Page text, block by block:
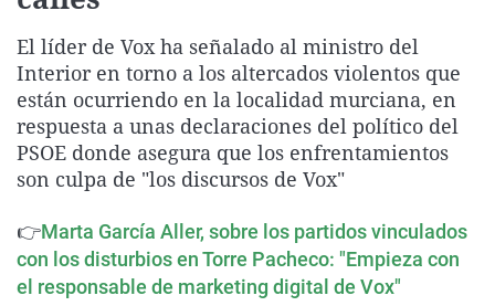
Gente viajera
Como el perro y el
Retornados
Equipo de
Operación Viuda
Galicia
La Rioja
Navarra
País Vasco
Televisión
Elecciones
El líder de Vox ha señalado al ministro del
Interior en torno a los altercados violentos que
están ocurriendo en la localidad murciana, en
respuesta a unas declaraciones del político del
PSOE donde asegura que los enfrentamientos
son culpa de "los discursos de Vox"
👉Marta García Aller, sobre los partidos vinculados
con los disturbios en Torre Pacheco: "Empieza con
el responsable de marketing digital de Vox"